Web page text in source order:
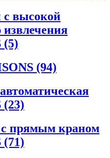
высокой
(5)
(94)
(23)
прямым краном
(71)